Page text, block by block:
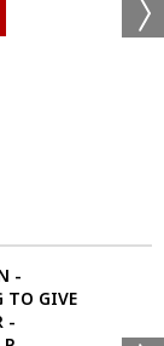
-
TO GIVE
-